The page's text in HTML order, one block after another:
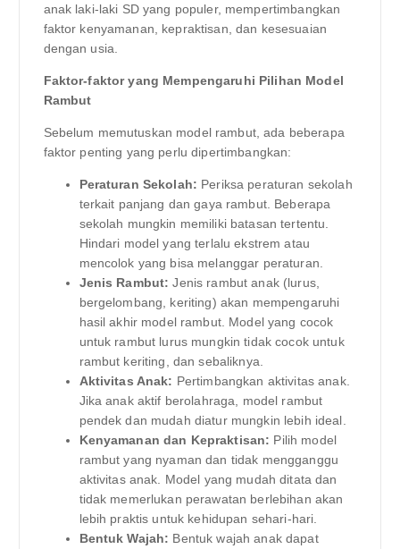
anak laki-laki SD yang populer, mempertimbangkan
faktor kenyamanan, kepraktisan, dan kesesuaian
dengan usia.
Faktor-faktor yang Mempengaruhi Pilihan Model
Rambut
Sebelum memutuskan model rambut, ada beberapa
faktor penting yang perlu dipertimbangkan:
Peraturan Sekolah: Periksa peraturan sekolah
terkait panjang dan gaya rambut. Beberapa
sekolah mungkin memiliki batasan tertentu.
Hindari model yang terlalu ekstrem atau
mencolok yang bisa melanggar peraturan.
Jenis Rambut: Jenis rambut anak (lurus,
bergelombang, keriting) akan mempengaruhi
hasil akhir model rambut. Model yang cocok
untuk rambut lurus mungkin tidak cocok untuk
rambut keriting, dan sebaliknya.
Aktivitas Anak: Pertimbangkan aktivitas anak.
Jika anak aktif berolahraga, model rambut
pendek dan mudah diatur mungkin lebih ideal.
Kenyamanan dan Kepraktisan: Pilih model
rambut yang nyaman dan tidak mengganggu
aktivitas anak. Model yang mudah ditata dan
tidak memerlukan perawatan berlebihan akan
lebih praktis untuk kehidupan sehari-hari.
Bentuk Wajah: Bentuk wajah anak dapat